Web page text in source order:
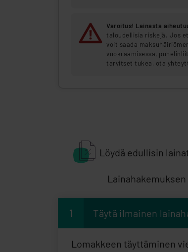
Varoitus! Lainasta
taloudellisia riskejä. Jos
voit saada
vuokraamisessa,
tarvitset tukea, ota
Löydä edullisin
1 Täytä ilmainen
Lomakkeen täyttäminen